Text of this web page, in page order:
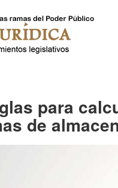
para
de